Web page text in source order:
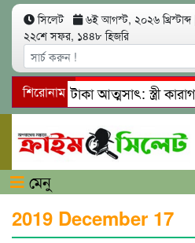
সিলেট ৬ই আগস্ট, ২০২৬ খ্রিস্টাব্দ
২২শে সফর, ১৪৪৮ হিজরি
শিরোনাম
কোটি টাকা আত্মসাৎ: স্ত্রী
ও শ্রমিকদের মারধর
মেনু
2019 December 17